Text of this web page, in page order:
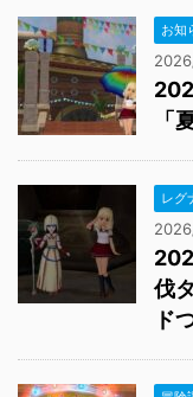
お知
「
レグ
伐
ド